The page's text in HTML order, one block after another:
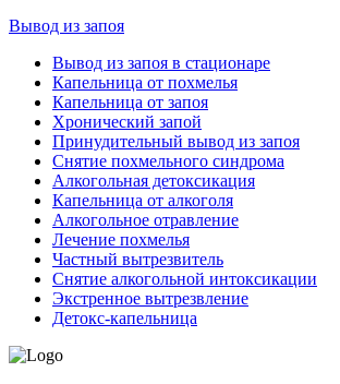
Вывод из запоя
Вывод из запоя в стационаре
Капельница от похмелья
Капельница от запоя
Хронический запой
Принудительный вывод из запоя
Снятие похмельного синдрома
Алкогольная детоксикация
Капельница от алкоголя
Алкогольное отравление
Лечение похмелья
Частный вытрезвитель
Снятие алкогольной интоксикации
Экстренное вытрезвление
Детокс-капельница